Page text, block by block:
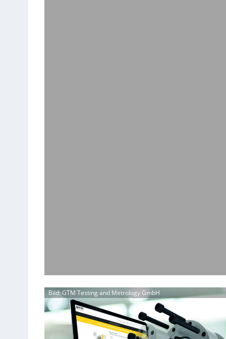
Bild: GTM Testing and Metrology GmbH